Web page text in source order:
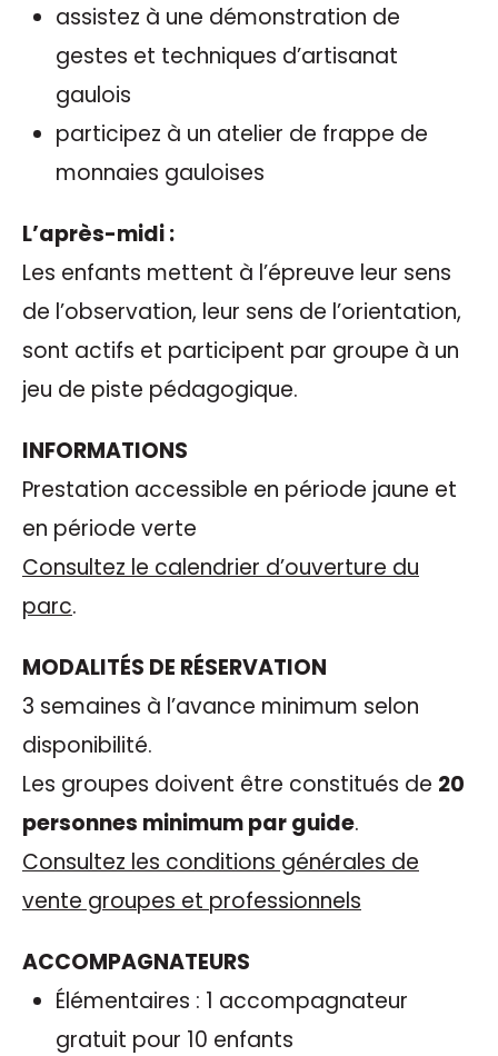
assistez à une démonstration de
gestes et techniques d’artisanat
gaulois
participez à un atelier de frappe de
monnaies gauloises
L’après-midi :
Les enfants mettent à l’épreuve leur sens
de l’observation, leur sens de l’orientation,
sont actifs et participent par groupe à un
jeu de piste pédagogique.
INFORMATIONS
Prestation accessible en période jaune et
en période verte
Consultez le calendrier d’ouverture du
parc.
MODALITÉS DE RÉSERVATION
3 semaines à l’avance minimum selon
disponibilité.
Les groupes doivent être constitués de 20
personnes minimum par guide.
Consultez les conditions générales de
vente groupes et professionnels
ACCOMPAGNATEURS
Élémentaires : 1 accompagnateur
gratuit pour 10 enfants